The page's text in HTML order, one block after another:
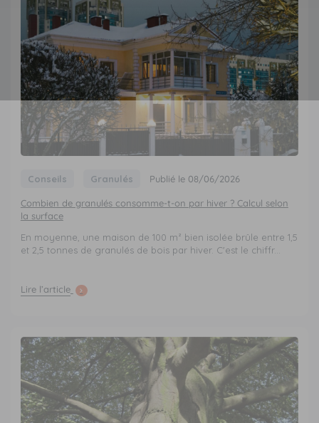
Conseils Granulés Publié le 08/06/2026
Combien de granulés consomme-t-on par hiver ? Calcul selon
la surface
En moyenne, une maison de 100 m² bien isolée brûle entre 1,5
et 2,5 tonnes de granulés de bois par hiver. C'est le chiffr...
Lire l’article